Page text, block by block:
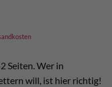
Seiten. Wer in
will, ist hier richtig!